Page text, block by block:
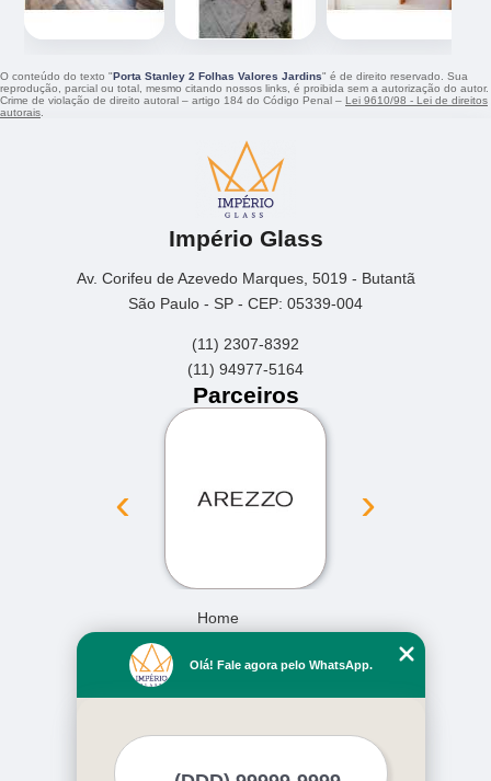
O conteúdo do texto "Porta Stanley 2 Folhas Valores Jardins" é de direito reservado. Sua
reprodução, parcial ou total, mesmo citando nossos links, é proibida sem a autorização do autor.
Crime de violação de direito autoral – artigo 184 do Código Penal – Lei 9610/98 - Lei de direitos
autorais
Império Glass
Av. Corifeu de Azevedo Marques, 5019 - Butantã
São Paulo - SP - CEP: 05339-004
(11) 2307-8392
(11) 94977-5164
Parceiros
‹ ›
Home
Missão
Olá! Fale agora pelo WhatsApp.